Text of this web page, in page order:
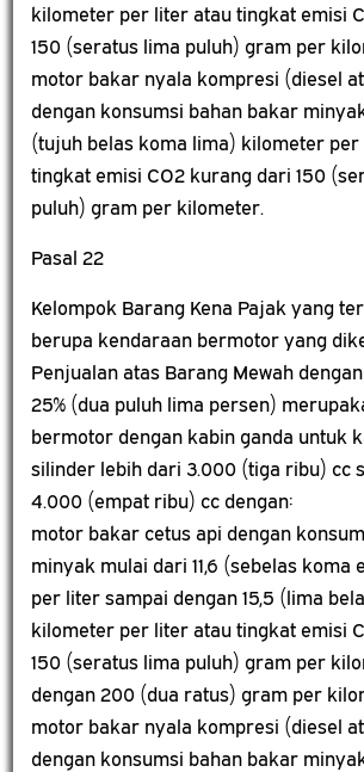
kilometer per liter atau tingkat emisi
150 (seratus lima puluh) gram per
motor bakar nyala kompresi (diesel
dengan konsumsi bahan bakar
(tujuh belas koma lima) kilometer
tingkat emisi CO2 kurang dari 150
puluh) gram per kilometer.
Pasal 22
Kelompok Barang Kena Pajak yang
berupa kendaraan bermotor yang
Penjualan atas Barang Mewah
25% (dua puluh lima persen)
bermotor dengan kabin ganda untuk
silinder lebih dari 3.000 (tiga ribu) cc
4.000 (empat ribu) cc dengan:
motor bakar cetus api dengan
minyak mulai dari 11,6 (sebelas koma
per liter sampai dengan 15,5 (lima
kilometer per liter atau tingkat emisi
150 (seratus lima puluh) gram per
dengan 200 (dua ratus) gram per
motor bakar nyala kompresi (diesel
dengan konsumsi bahan bakar